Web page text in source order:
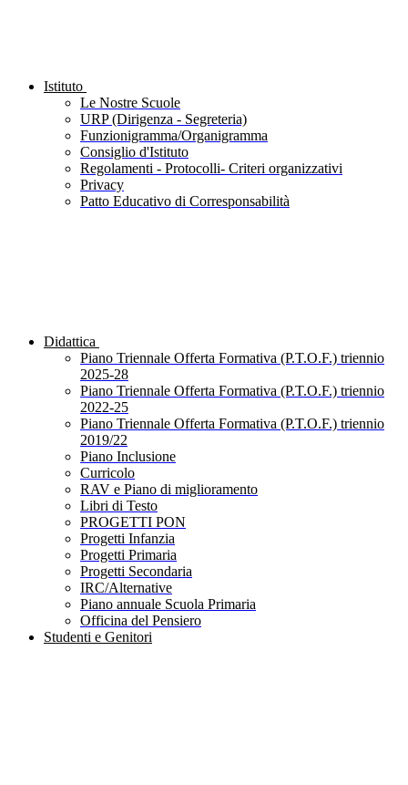
Istituto
Le Nostre Scuole
URP (Dirigenza - Segreteria)
Funzionigramma/Organigramma
Consiglio d'Istituto
Regolamenti - Protocolli- Criteri organizzativi
Privacy
Patto Educativo di Corresponsabilità
Didattica
Piano Triennale Offerta Formativa (P.T.O.F.) triennio
2025-28
Piano Triennale Offerta Formativa (P.T.O.F.) triennio
2022-25
Piano Triennale Offerta Formativa (P.T.O.F.) triennio
2019/22
Piano Inclusione
Curricolo
RAV e Piano di miglioramento
Libri di Testo
PROGETTI PON
Progetti Infanzia
Progetti Primaria
Progetti Secondaria
IRC/Alternative
Piano annuale Scuola Primaria
Officina del Pensiero
Studenti e Genitori